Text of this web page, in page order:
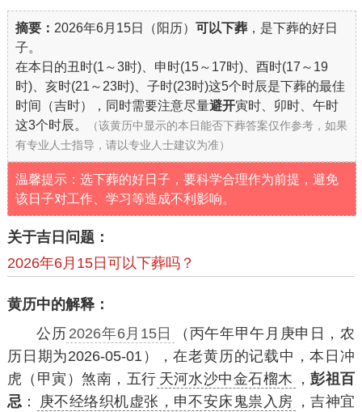
摘要： 2026年6月15日（阳历） 可以下葬，是下葬的好日
子。
在本日的丑时(1～3时)、申时(15～17时)、酉时(17～19
时)、亥时(21～23时)、子时(23时)这5个时辰是下葬的最佳
时间（吉时），同时需要注意尽量避开寅时、卯时、午时
这3个时辰。
（该黄历中显示的本日能否下葬答案仅作参考，如果
有专业人士指导，请以专业人士建议为准）
温馨提示：选下葬的好日子，要科学合理作为前提，避免
该日子对工作、学习等造成不利影响。
关于吉日问题：
2026年6月15日可以下葬吗？
黄历中的解释：
公历 2026年6月15日
（丙午年甲午月庚申日，农
历日期为2026-05-01），在老黄历的记载中，本日冲
虎（甲寅）煞南，五行 天河水沙中金石榴木 ，彭祖百
忌 ： 庚不经络织机虚张，申不安床鬼祟入房 ，吉神宜